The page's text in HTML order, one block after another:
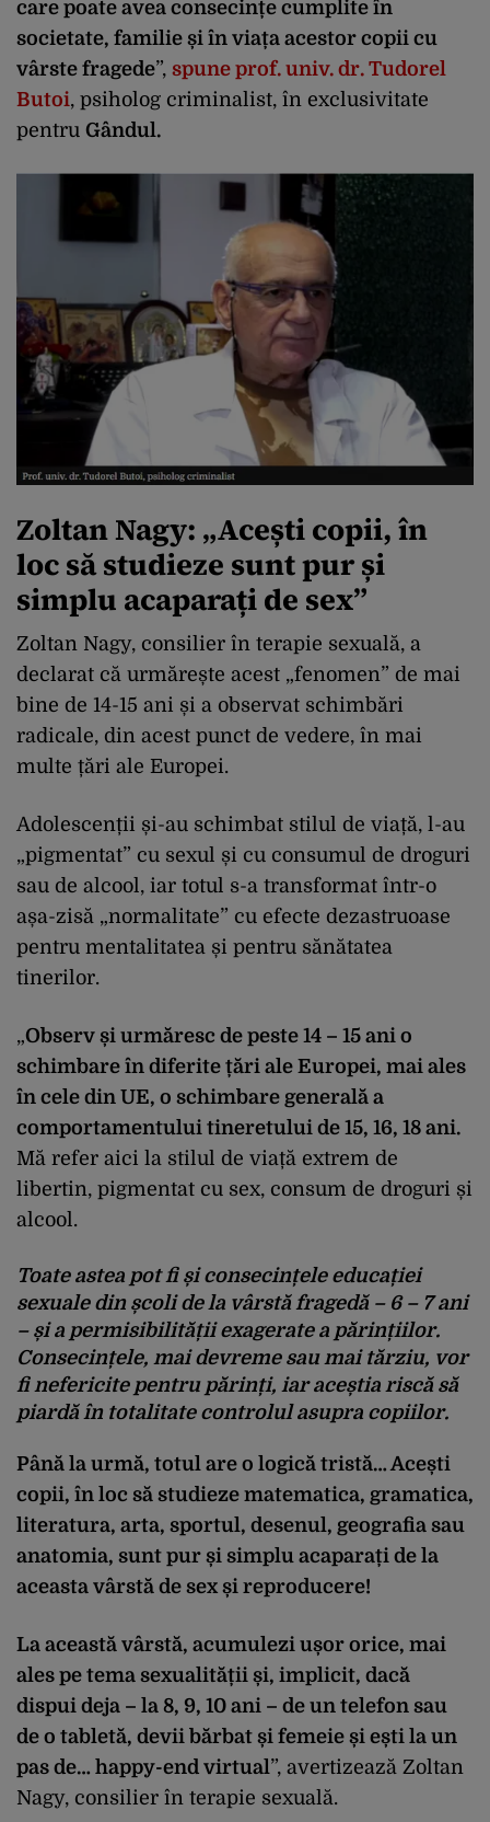
care poate avea consecințe cumplite în
societate, familie și în viața acestor copii cu
vârste fragede”, spune prof. univ. dr. Tudorel
Butoi, psiholog criminalist, în exclusivitate
pentru Gândul.
Zoltan Nagy: „Acești copii, în
loc să studieze sunt pur și
simplu acaparați de sex”
Zoltan Nagy, consilier în terapie sexuală, a
declarat că urmărește acest „fenomen” de mai
bine de 14-15 ani și a observat schimbări
radicale, din acest punct de vedere, în mai
multe țări ale Europei.
Adolescenții și-au schimbat stilul de viață, l-au
„pigmentat” cu sexul și cu consumul de droguri
sau de alcool, iar totul s-a transformat într-o
așa-zisă „normalitate” cu efecte dezastruoase
pentru mentalitatea și pentru sănătatea
tinerilor.
„Observ și urmăresc de peste 14 – 15 ani o
schimbare în diferite țări ale Europei, mai ales
în cele din UE, o schimbare generală a
comportamentului tineretului de 15, 16, 18 ani.
Mă refer aici la stilul de viață extrem de
libertin, pigmentat cu sex, consum de droguri și
alcool.
Toate astea pot fi și consecințele educației
sexuale din școli de la vârstă fragedă – 6 – 7 ani
– și a permisibilității exagerate a părințiilor.
Consecințele, mai devreme sau mai tărziu, vor
fi nefericite pentru părinți, iar aceștia riscă să
piardă în totalitate controlul asupra copiilor.
Până la urmă, totul are o logică tristă… Acești
copii, în loc să studieze matematica, gramatica,
literatura, arta, sportul, desenul, geografia sau
anatomia, sunt pur și simplu acaparați de la
aceasta vârstă de sex și reproducere!
La această vârstă, acumulezi ușor orice, mai
ales pe tema sexualității și, implicit, dacă
dispui deja – la 8, 9, 10 ani – de un telefon sau
de o tabletă, devii bărbat și femeie și ești la un
pas de… happy-end virtual”, avertizează Zoltan
Nagy, consilier în terapie sexuală.